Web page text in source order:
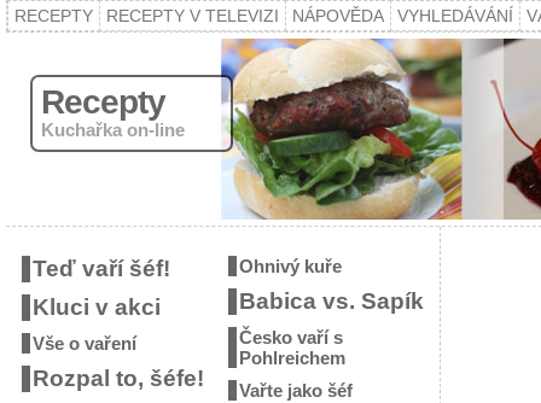
RECEPTY RECEPTY V TELEVIZI NÁPOVĚDA VYHLEDÁVÁNÍ
Recepty
Kuchařka on-line
Teď vaří šéf!
Kluci v akci
Vše o vaření
Rozpal to, šéfe!
Ohnivý kuře
Babica vs. Sapík
Česko vaří s
Pohlreichem
Vařte jako šéf